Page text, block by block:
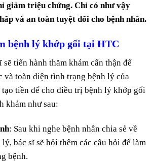
giảm triệu chứng. Chỉ có như vậy
và an toàn tuyệt đối cho bệnh nhân.
bệnh lý khớp gối tại HTC
sẽ tiến hành thăm khám cẩn thận để
và toàn diện tình trạng bệnh lý của
tiền để cho điều trị bệnh lý khớp gối
khám như sau:
: Sau khi nghe bệnh nhân chia sẻ về
bác sĩ sẽ hỏi thêm các câu hỏi để làm
bệnh.